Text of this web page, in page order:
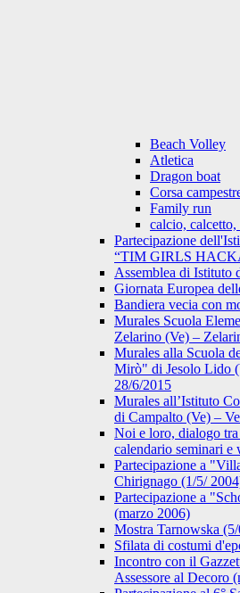
Beach Volley
Atletica
Dragon boat
Corsa
Family run
calcio,
Partecipazione
“TIM GIRLS
Assemblea di Istituto
Giornata Europea
Bandiera vecia con
Murales Scuola
Zelarino (Ve) –
Murales alla Scuola
Mirò" di Jesolo Lido
28/6/2015
Murales all’Istituto
di Campalto (Ve) –
Noi e loro, dialogo
calendario seminari e
Partecipazione a
Chirignago (1/5/
Partecipazione a
(marzo 2006)
Mostra Tarnowska
Sfilata di costumi
Incontro con il
Assessore al Decoro